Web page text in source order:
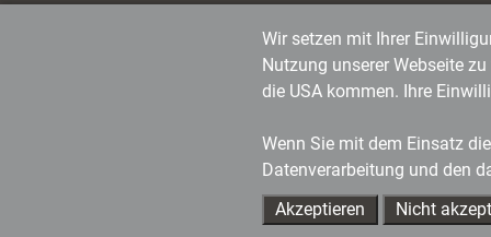
Wir setzen mit Ihrer
Nutzung unserer Webseite
die USA kommen. Ihre
Wenn Sie mit dem Einsatz
Datenverarbeitung und den
Akzeptieren
Nicht